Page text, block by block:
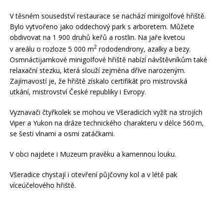
V těsném sousedství restaurace se nachází minigolfové hřiště.
Bylo vytvořeno jako oddechový park s arboretem. Můžete
obdivovat na 1 900 druhů keřů a rostlin. Na jaře kvetou
v areálu o rozloze 5 000 m2 rododendrony, azalky a bezy.
Osmnáctijamkové minigolfové hřiště nabízí návštěvníkům také
relaxační stezku, která slouží zejména dříve narozeným.
Zajímavostí je, že hřiště získalo certifikát pro mistrovská
utkání, mistrovství České republiky i Evropy.
Vyznavači čtyřkolek se mohou ve Všeradicích vyžít na strojích
Viper a Yukon na dráze technického charakteru v délce 560 m,
se šesti vlnami a osmi zatáčkami.
V obci najdete i Muzeum pravěku a kamennou louku.
Všeradice chystají i otevření půjčovny kol a v létě pak
víceúčelového hřiště.